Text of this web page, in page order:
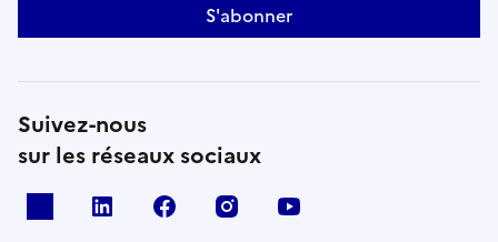
S'abonner
Suivez-nous
sur les réseaux sociaux
linkedin facebook instagram